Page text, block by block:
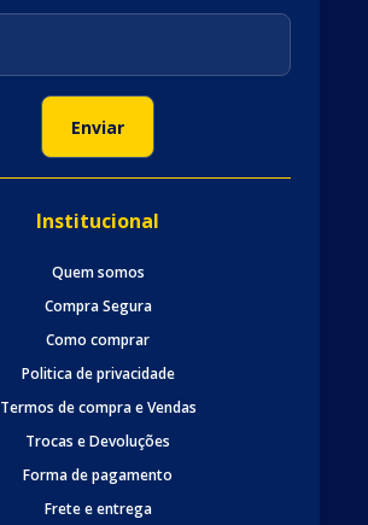
Institucional
Quem somos
Compra Segura
Como comprar
Politica de privacidade
Termos de compra e Vendas
Trocas e Devoluções
Forma de pagamento
Frete e entrega